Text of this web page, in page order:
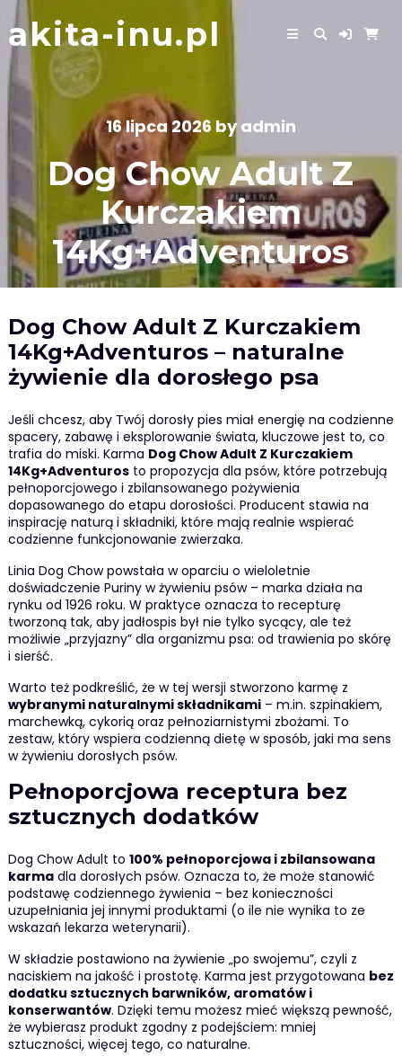
Skip
to
content
akita-inu.pl
16 lipca 2026 by admin
Dog Chow Adult Z
Kurczakiem
14Kg+Adventuros
Dog Chow Adult Z Kurczakiem
14Kg+Adventuros – naturalne
żywienie dla dorosłego psa
Jeśli chcesz, aby Twój dorosły pies miał energię na codzienne
spacery, zabawę i eksplorowanie świata, kluczowe jest to, co
trafia do miski. Karma Dog Chow Adult Z Kurczakiem
14Kg+Adventurosto propozycja dla psów, które potrzebują
pełnoporcjowego i zbilansowanego pożywienia
dopasowanego do etapu dorosłości. Producent stawia na
inspirację naturą i składniki, które mają realnie wspierać
codzienne funkcjonowanie zwierzaka.
Linia Dog Chow powstała w oparciu o wieloletnie
doświadczenie Puriny w żywieniu psów – marka działa na
rynku od 1926 roku. W praktyce oznacza to recepturę
tworzoną tak, aby jadłospis był nie tylko sycący, ale też
możliwie „przyjazny” dla organizmu psa: od trawienia po skórę
i sierść.
Warto też podkreślić, że w tej wersji stworzono karmę z
wybranymi naturalnymi składnikami– m.in. szpinakiem,
marchewką, cykorią oraz pełnoziarnistymi zbożami. To
zestaw, który wspiera codzienną dietę w sposób, jaki ma sens
w żywieniu dorosłych psów.
Pełnoporcjowa receptura bez
sztucznych dodatków
Dog Chow Adult to 100% pełnoporcjowa i zbilansowana
karmadla dorosłych psów. Oznacza to, że może stanowić
podstawę codziennego żywienia – bez konieczności
uzupełniania jej innymi produktami (o ile nie wynika to ze
wskazań lekarza weterynarii).
W składzie postawiono na żywienie „po swojemu”, czyli z
naciskiem na jakość i prostotę. Karma jest przygotowana bez
dodatku sztucznych barwników, aromatów i
konserwantów. Dzięki temu możesz mieć większą pewność,
że wybierasz produkt zgodny z podejściem: mniej
sztuczności, więcej tego, co naturalne.